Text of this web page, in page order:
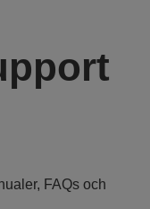
FAQs och